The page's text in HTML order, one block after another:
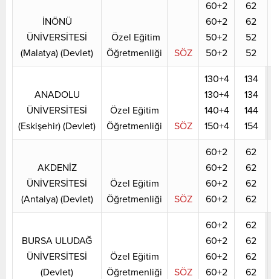
İNÖNÜ
ÜNİVERSİTESİ
(Malatya) (Devlet)
Özel Eğitim
Öğretmenliği
SÖZ
60+2
60+2
50+2
50+2
62
62
52
52
ANADOLU
ÜNİVERSİTESİ
(Eskişehir) (Devlet)
Özel Eğitim
Öğretmenliği
SÖZ
130+4
130+4
140+4
150+4
134
134
144
154
AKDENİZ
ÜNİVERSİTESİ
(Antalya) (Devlet)
Özel Eğitim
Öğretmenliği
SÖZ
60+2
60+2
60+2
60+2
62
62
62
62
BURSA ULUDAĞ
ÜNİVERSİTESİ
(Devlet)
Özel Eğitim
Öğretmenliği
SÖZ
60+2
60+2
60+2
60+2
62
62
62
62